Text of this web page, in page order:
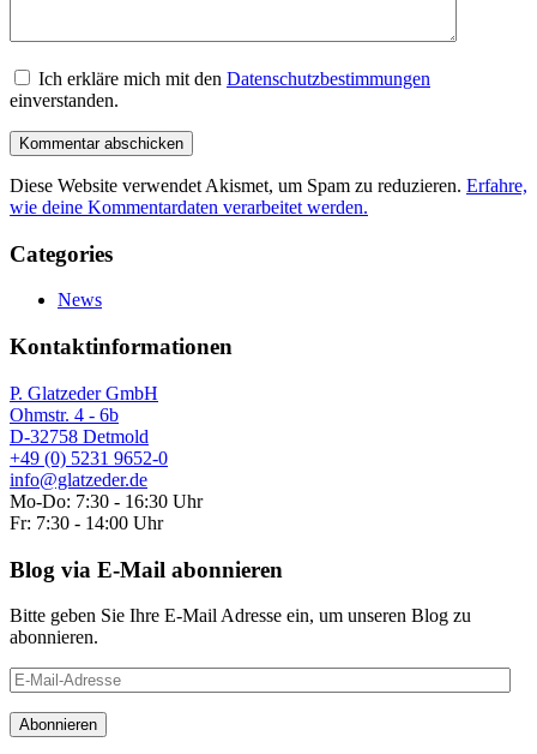
Ich erkläre mich mit den Datenschutzbestimmungen
einverstanden.
Diese Website verwendet Akismet, um Spam zu reduzieren. Erfahre,
wie deine Kommentardaten verarbeitet werden.
Categories
News
Kontaktinformationen
P. Glatzeder GmbH
Ohmstr. 4 - 6b
D-32758 Detmold
+49 (0) 5231 9652-0
info@glatzeder.de
Mo-Do: 7:30 - 16:30 Uhr
Fr: 7:30 - 14:00 Uhr
Blog via E-Mail abonnieren
Bitte geben Sie Ihre E-Mail Adresse ein, um unseren Blog zu
abonnieren.
E-
Mail-
Adresse
Abonnieren